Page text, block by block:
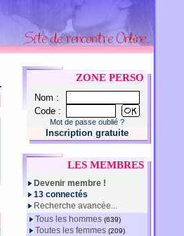
ZONE PERSO
Nom :
Code :
Mot de passe oublié ?
Inscription gratuite
LES MEMBRES
Devenir membre !
13 connectés
Recherche avancée...
Tous les hommes (639)
Toutes les femmes (209)